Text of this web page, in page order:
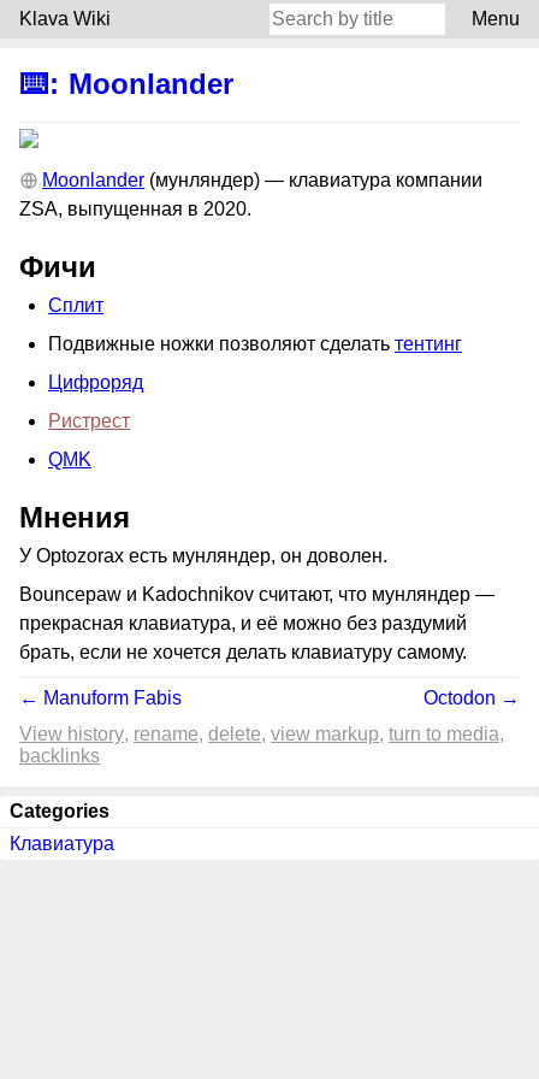
Klava Wiki Menu
⌨️: Moonlander
Moonlander (мунляндер) — клавиатура компании
ZSA, выпущенная в 2020.
Фичи
Сплит
Подвижные ножки позволяют сделать тентинг
Цифроряд
Ристрест
QMK
Мнения
У Optozorax есть мунляндер, он доволен.
Bouncepaw и Kadochnikov считают, что мунляндер —
прекрасная клавиатура, и её можно без раздумий
брать, если не хочется делать клавиатуру самому.
← Manuform Fabis
Octodon →
View history rename delete view markup turn to media
backlinks
Categories
Клавиатура